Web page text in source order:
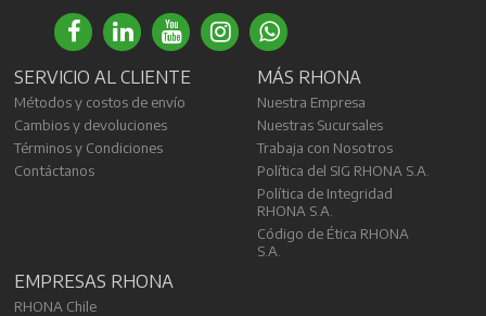
SERVICIO AL CLIENTE
Métodos y costos de envío
Cambios y devoluciones
Términos y Condiciones
Contáctanos
MÁS RHONA
Nuestra Empresa
Nuestras Sucursales
Trabaja con Nosotros
Política del SIG RHONA S.A.
Política de Integridad
RHONA S.A.
Código de Ética RHONA
S.A.
EMPRESAS RHONA
RHONA Chile